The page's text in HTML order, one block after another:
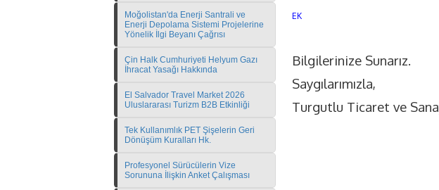
Moğolistan'da Enerji Santrali ve
Enerji Depolama Sistemi Projelerine
Yönelik İlgi Beyanı Çağrısı
Çin Halk Cumhuriyeti Helyum Gazı
İhracat Yasağı Hakkında
El Salvador Travel Market 2026
Uluslararası Turizm B2B Etkinliği
Tek Kullanımlık PET Şişelerin Geri
Dönüşüm Kuralları Hk.
Profesyonel Sürücülerin Vize
Sorununa İlişkin Anket Çalışması
EK
Bilgilerinize Sunarız.
Saygılarımızla,
Turgutlu Ticaret ve